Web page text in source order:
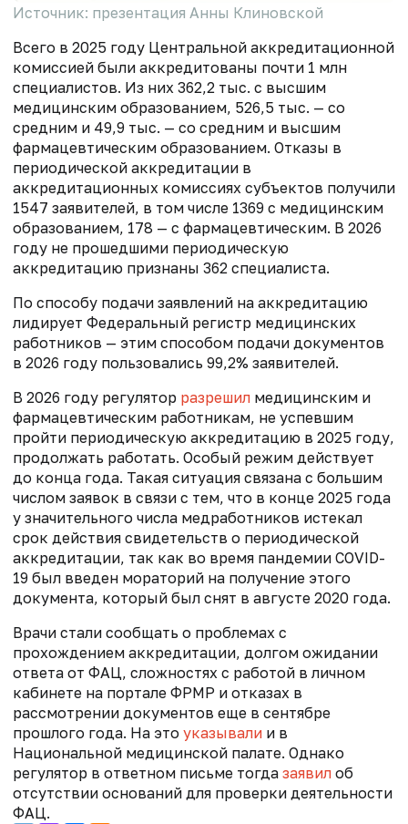
Источник: презентация Анны Клиновской
Всего в 2025 году Центральной аккредитационной
комиссией были аккредитованы почти 1 млн
специалистов. Из них 362,2 тыс. с высшим
медицинским образованием, 526,5 тыс. — со
средним и 49,9 тыс. — со средним и высшим
фармацевтическим образованием. Отказы в
периодической аккредитации в
аккредитационных комиссиях субъектов получили
1547 заявителей, в том числе 1369 с медицинским
образованием, 178 — с фармацевтическим. В 2026
году не прошедшими периодическую
аккредитацию признаны 362 специалиста.
По способу подачи заявлений на аккредитацию
лидирует Федеральный регистр медицинских
работников — этим способом подачи документов
в 2026 году пользовались 99,2% заявителей.
В 2026 году регулятор разрешил медицинским и
фармацевтическим работникам, не успевшим
пройти периодическую аккредитацию в 2025 году,
продолжать работать. Особый режим действует
до конца года. Такая ситуация связана с большим
числом заявок в связи с тем, что в конце 2025 года
у значительного числа медработников истекал
срок действия свидетельств о периодической
аккредитации, так как во время пандемии COVID-
19 был введен мораторий на получение этого
документа, который был снят в августе 2020 года.
Врачи стали сообщать о проблемах с
прохождением аккредитации, долгом ожидании
ответа от ФАЦ, сложностях с работой в личном
кабинете на портале ФРМР и отказах в
рассмотрении документов еще в сентябре
прошлого года. На это указывали и в
Национальной медицинской палате. Однако
регулятор в ответном письме тогда заявил об
отсутствии оснований для проверки деятельности
ФАЦ.